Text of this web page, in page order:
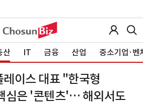
산 IT 금융 산업 중소기업·벤
이스 대표 "한국형
심은 '콘텐츠'… 해외서도